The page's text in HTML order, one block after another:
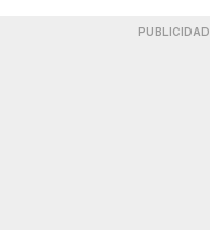
PUBLICIDAD